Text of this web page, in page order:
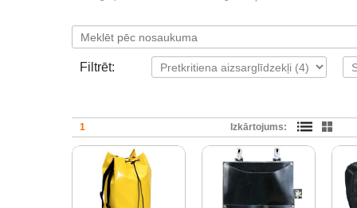
Filtrēt:
1 Izkārtojums: